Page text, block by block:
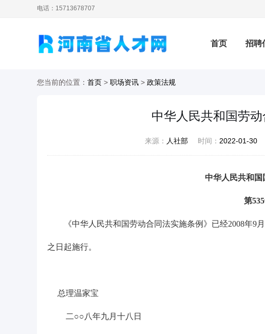
电话：15713678707
首页 招聘
您当前的位置： 首页 > 职场资讯 > 政策法规
中华人民共和国劳
来源： 人社部 时间： 2022-01-30
中华人民共和国
第535
《中华人民共和国劳动合同法实施条例》已经2008年9
之日起施行。
总理温家宝
二○○八年九月十八日